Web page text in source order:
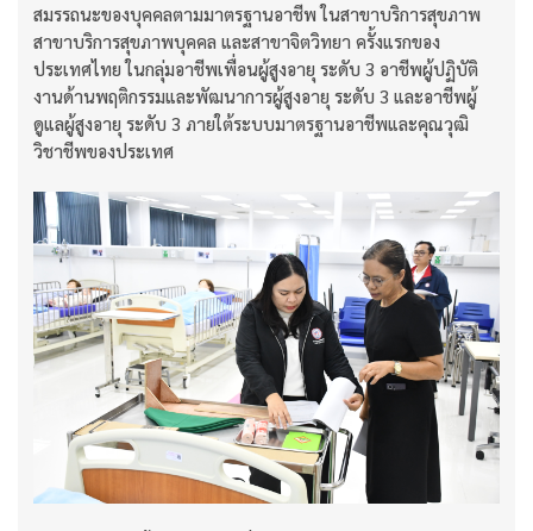
สมรรถนะของบุคคลตามมาตรฐานอาชีพ ในสาขาบริการสุขภาพ
สาขาบริการสุขภาพบุคคล และสาขาจิตวิทยา ครั้งแรกของ
ประเทศไทย ในกลุ่มอาชีพเพื่อนผู้สูงอายุ ระดับ 3 อาชีพผู้ปฏิบัติ
งานด้านพฤติกรรมและพัฒนาการผู้สูงอายุ ระดับ 3 และอาชีพผู้
ดูแลผู้สูงอายุ ระดับ 3 ภายใต้ระบบมาตรฐานอาชีพและคุณวุฒิ
วิชาชีพของประเทศ